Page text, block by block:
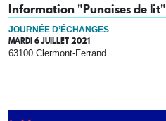
Information "Punaises de lit"
JOURNÉE D’ÉCHANGES
MARDI 6 JUILLET 2021
63100 Clermont-Ferrand